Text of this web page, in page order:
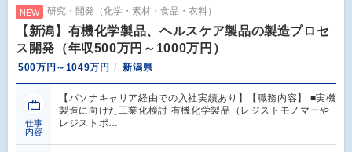
NEW 研究・開発（化学・素材・食品・衣料）
【新潟】有機化学製品、ヘルスケア製品の製造プロセ
ス開発（年収500万円～1000万円）
500万円～1049万円 新潟県
仕事
内容
【パソナキャリア経由での入社実績あり】【職務内容】 ■実機
製造に向けた工業化検討 有機化学製品（レジストモノマーや
レジストポ…